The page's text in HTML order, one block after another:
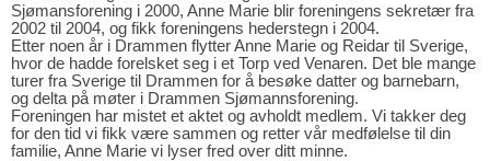
Sjømansforening i 2000, Anne Marie blir foreningens sekretær fra
2002 til 2004, og fikk foreningens hederstegn i 2004.
Etter noen år i Drammen flytter Anne Marie og Reidar til Sverige,
hvor de hadde forelsket seg i et Torp ved Venaren. Det ble mange
turer fra Sverige til Drammen for å besøke datter og barnebarn,
og delta på møter i Drammen Sjømannsforening.
Foreningen har mistet et aktet og avholdt medlem. Vi takker deg
for den tid vi fikk være sammen og retter vår medfølelse til din
familie, Anne Marie vi lyser fred over ditt minne.